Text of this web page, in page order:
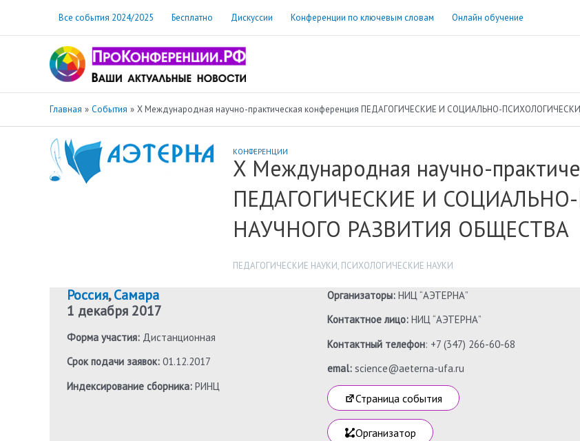
содержимому
Все события 2024/2025 Бесплатно Дискуссии Конференции по ключевым словам Онлайн обучение
Главная События X Международная научно-практическая конференция ПЕДАГОГИЧЕСКИЕ И СОЦИАЛЬНО-
КОНФЕРЕНЦИИ
X Международная научно-
ПЕДАГОГИЧЕСКИЕ И
НАУЧНОГО РАЗВИТИЯ ОБЩЕСТВА
ПЕДАГОГИЧЕСКИЕ НАУКИ, ПСИХОЛОГИЧЕСКИЕ НАУКИ
Россия,Самара
1 декабря 2017
Форма участия: Дистанционная
Срок подачи заявок: 01.12.2017
Индексирование сборника: РИНЦ
Организаторы: НИЦ “АЭТЕРНА”
Контактное лицо: НИЦ “АЭТЕРНА”
Контактный телефон: +7 (347) 266-60-68
emal:science@aeterna-ufa.ru
Страница события
Организатор